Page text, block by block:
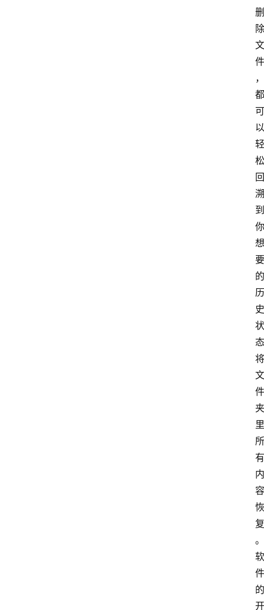
删
除
文
件
，
都
可
以
轻
松
回
溯
到
你
想
要
的
历
史
状
态
将
文
件
夹
里
所
有
内
容
恢
复
。
软
件
的
开